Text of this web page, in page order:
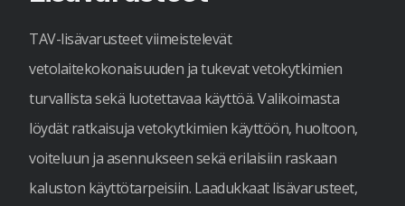
TAV-lisävarusteet viimeistelevät
vetolaitekokonaisuuden ja tukevat vetokytkimien
turvallista sekä luotettavaa käyttöä. Valikoimasta
löydät ratkaisuja vetokytkimien käyttöön, huoltoon,
voiteluun ja asennukseen sekä erilaisiin raskaan
kaluston käyttötarpeisiin. Laadukkaat lisävarusteet,